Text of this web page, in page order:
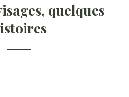
quelques